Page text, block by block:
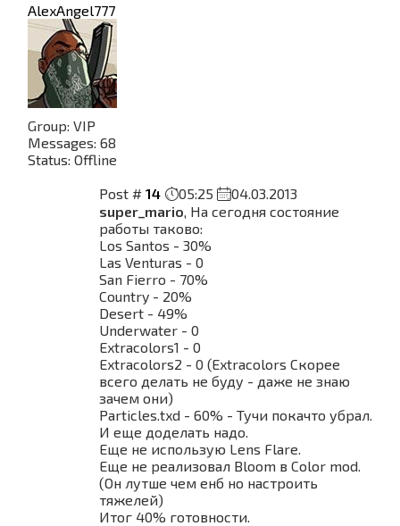
AlexAngel777
Group: VIP
Messages: 68
Status: Offline
Post # 14 05:25
04.03.2013
super_mario, На сегодня состояние
работы таково:
Los Santos - 30%
Las Venturas - 0
San Fierro - 70%
Country - 20%
Desert - 49%
Underwater - 0
Extracolors1 - 0
Extracolors2 - 0 (Extracolors Скорее
всего делать не буду - даже не знаю
зачем они)
Particles.txd - 60% - Тучи покачто убрал.
И еще доделать надо.
Еще не использую Lens Flare.
Еще не реализовал Bloom в Color mod.
(Он лутше чем енб но настроить
тяжелей)
Итог 40% готовности.